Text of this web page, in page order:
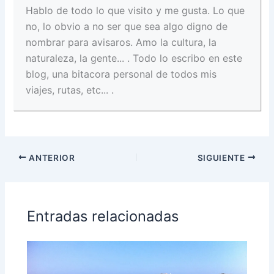
Hablo de todo lo que visito y me gusta. Lo que
no, lo obvio a no ser que sea algo digno de
nombrar para avisaros. Amo la cultura, la
naturaleza, la gente... . Todo lo escribo en este
blog, una bitacora personal de todos mis
viajes, rutas, etc... .
ANTERIOR SIGUIENTE
Entradas relacionadas